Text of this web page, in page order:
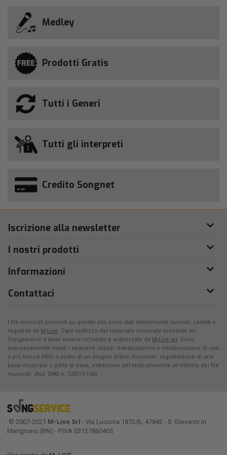
Medley
Prodotti Gratis
Tutti i Generi
Tutti gli interpreti
Credito Songnet
Iscrizione alla newsletter
I nostri prodotti
Informazioni
Contattaci
I file musicali presenti su questo sito sono stati interamente suonati, cantati e
registrati da M-Live. Ogni riutilizzo del materiale musicale presente su
Songservice.it deve essere richiesto e autorizzato da M-Live srl. Sono
espressamente vietati i seguenti utilizzi: estrapolazioni e rielaborazione di una
o più tracce MIDI o audio di un singolo brano musicale, registrazione di una
base musicale o parte di essa, estrazione del testo presente all'interno dei file
musicali. (Aut. SIAE n. 1287/I/106)
© 2007-2021 M-Live Srl - Via Luciona 1872/b, 47842 - S. Giovanni In
Marignano (RN) - P.IVA 03127860405